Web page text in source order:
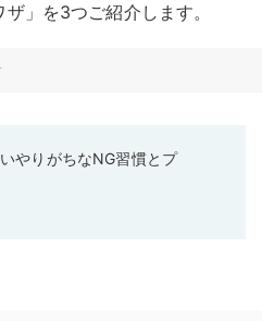
」を3つご紹介します。
やりがちなNG習慣とプ